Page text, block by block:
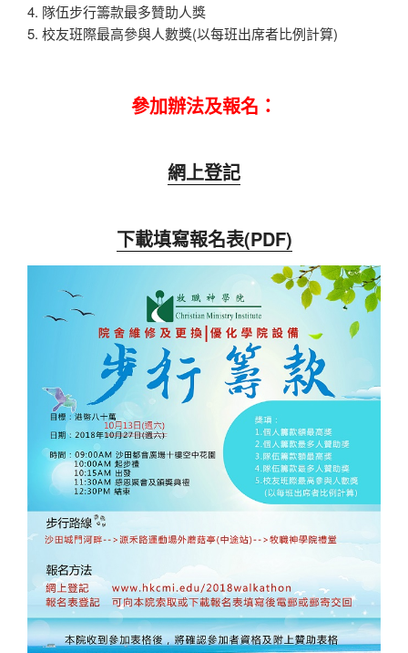
4. 隊伍步行籌款最多贊助人獎
5. 校友班際最高參與人數獎(以每班出席者比例計算)
參加辦法及報名：
網上登記
下載填寫報名表(PDF)